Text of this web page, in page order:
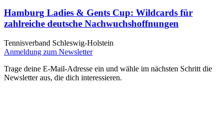
Hamburg Ladies & Gents Cup: Wildcards für
zahlreiche deutsche Nachwuchshoffnungen
Tennisverband Schleswig-Holstein
Anmeldung zum Newsletter
Trage deine E-Mail-Adresse ein und wähle im nächsten Schritt die
Newsletter aus, die dich interessieren.